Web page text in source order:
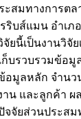
ะสมทางการต
ริบส์แมน อำเภ
ยนี้เป็นงานวิจั
ก็บรวบรวมข้อ
อมูลหลัก จำนว
น และลูกค้า ผ
จจัยส่วนประส